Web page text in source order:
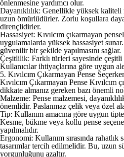
önlenmesine yardımcı olur.
Dayanıklılık: Genellikle yüksek
uzun ömürlüdürler. Zorlu koşullara
dirençlidirler.
Hassasiyet: Kıvılcım çıkarmayan
uygulamalarda yüksek hassasiyet
güvenilir bir şekilde yapılmasını sağlar.
Çeşitlilik: Farklı türleri sayesinde
Kullanıcılar ihtiyaçlarına göre uygun
5. Kıvılcım Çıkarmayan Pense
Kıvılcım Çıkarmayan Pense Kıvılcım
dikkate almanız gereken bazı önemli
Malzeme: Pense malzemesi,
önemlidir. Paslanmaz çelik veya özel
Tip: Kullanım amacına göre uygun
Kesme, bükme veya kollu pense
yapılmalıdır.
Ergonomi: Kullanım sırasında rahatlık
tasarımlar tercih edilmelidir. Bu, uzun
yorgunluğunu azaltır.